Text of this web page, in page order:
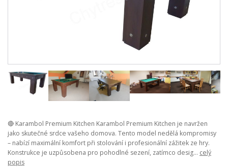
🔴 Karambol Premium Kitchen Karambol Premium Kitchen je navržen
jako skutečné srdce vašeho domova. Tento model nedělá kompromisy
– nabízí maximální komfort při stolování i profesionální zážitek ze hry.
Konstrukce je uzpůsobena pro pohodlné sezení, zatímco desig... celý
popis